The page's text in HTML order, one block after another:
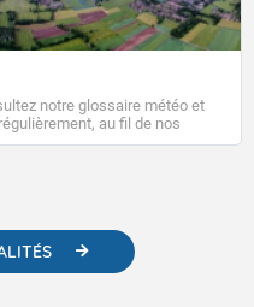
notre glossaire météo et
au fil de nos
des liens utiles vers nos